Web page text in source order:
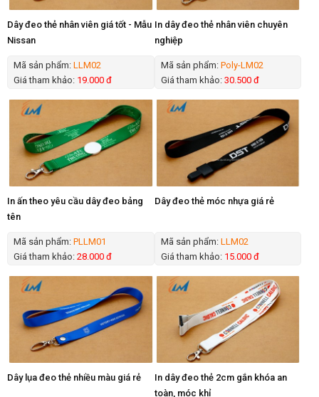
Dây đeo thẻ nhân viên giá tốt - Mẫu
Nissan
Mã sản phẩm: LLM02
Giá tham khảo: 19.000 đ
In dây đeo thẻ nhân viên chuyên
nghiệp
Mã sản phẩm: Poly-LM02
Giá tham khảo: 30.500 đ
In ấn theo yêu cầu dây đeo bảng
tên
Mã sản phẩm: PLLM01
Giá tham khảo: 28.000 đ
Dây đeo thẻ móc nhựa giá rẻ
Mã sản phẩm: LLM02
Giá tham khảo: 15.000 đ
Dây lụa đeo thẻ nhiều màu giá rẻ
In dây đeo thẻ 2cm gắn khóa an
toàn, móc khỉ